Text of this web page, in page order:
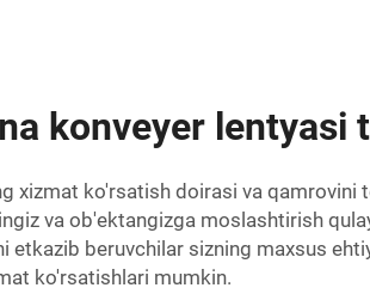
konveyer lentyasi
xizmat ko'rsatish doirasi va
va ob'ektangizga moslashtirish
etkazib beruvchilar sizning maxsus
ko'rsatishlari mumkin.